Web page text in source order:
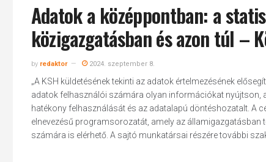
Adatok a középpontban: a
közigazgatásban és azon túl –
by redaktor 2024. szeptember 8.
„A KSH küldetésének tekinti az adatok értelmezésének
adatok felhasználói számára olyan információkat nyújtson,
hatékony felhasználását és az adatalapú döntéshozatalt. A
elnevezésű programsorozatát, amely az államigazgatásban
számára is elérhető. A sajtó munkatársai részére további